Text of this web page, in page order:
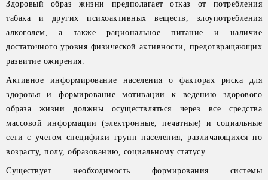
Здоровый образ жизни предполагает отказ от потребления
табака и других психоактивных веществ, злоупотребления
алкоголем, а также рациональное питание и наличие
достаточного уровня физической активности, предотвращающих
развитие ожирения.
Активное информирование населения о факторах риска для
здоровья и формирование мотивации к ведению здорового
образа жизни должны осуществляться через все средства
массовой информации (электронные, печатные) и социальные
сети с учетом специфики групп населения, различающихся по
возрасту, полу, образованию, социальному статусу.
Существует необходимость формирования системы